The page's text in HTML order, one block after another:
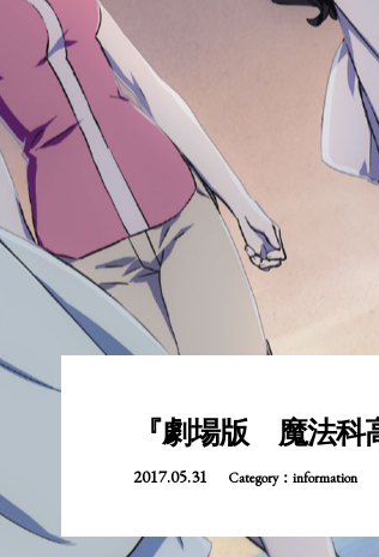
『劇場版 魔法科
2017.05.31 Category：information